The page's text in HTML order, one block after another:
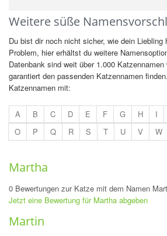
Weitere süße
Du bist dir noch nicht sicher, wie dein Liebling
Problem, hier erhältst du weitere
Datenbank sind weit über 1.000
garantiert den passenden Katzennamen finden.
Katzennamen mit:
A B C D E F G H I
O
P Q R S T U V W
Martha
0 Bewertungen zur Katze mit dem Namen
Jetzt eine Bewertung für Martha abgeben
Martin